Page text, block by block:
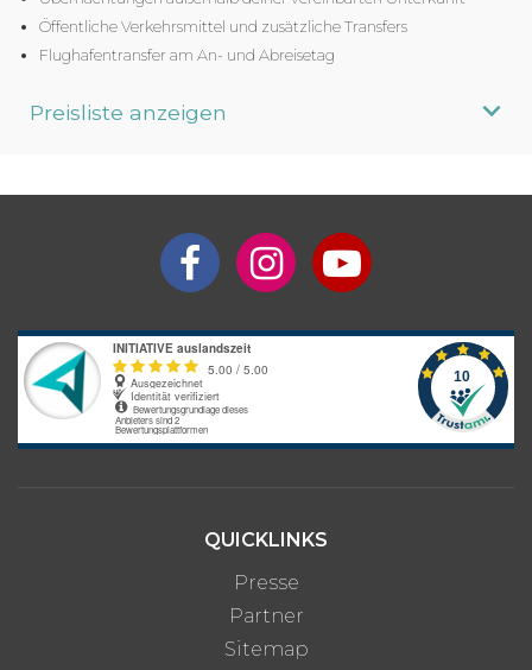
Öffentliche Verkehrsmittel und zusätzliche Transfers
Flughafentransfer am An- und Abreisetag
Preisliste anzeigen
ab 2.690 €
7 Wochen
ab 3.370 €
8 Wochen
ab 3.710 €
3 Monate
ab 5.070 €
Interesse an längerem
Bitte beachte: Alle Angaben zu Preisen sind ohne Gewähr. Bei den
QUICKLINKS
Presse
Partner
Sitemap